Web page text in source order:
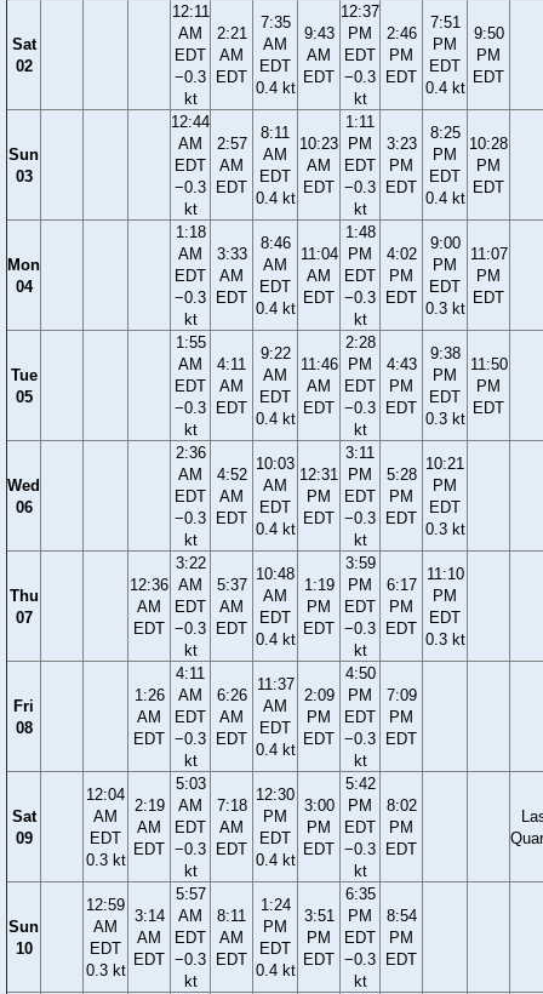
Sat
02
12:11
AM
EDT
−0.3
kt
2:21
AM
EDT
7:35
AM
EDT
0.4 kt
9:43
AM
EDT
12:37
PM
EDT
−0.3
kt
2:46
PM
EDT
7:51
PM
EDT
0.4 kt
9:50
PM
EDT
Sun
03
12:44
AM
EDT
−0.3
kt
2:57
AM
EDT
8:11
AM
EDT
0.4 kt
10:23
AM
EDT
1:11
PM
EDT
−0.3
kt
3:23
PM
EDT
8:25
PM
EDT
0.4 kt
10:28
PM
EDT
Mon
04
1:18
AM
EDT
−0.3
kt
3:33
AM
EDT
8:46
AM
EDT
0.4 kt
11:04
AM
EDT
1:48
PM
EDT
−0.3
kt
4:02
PM
EDT
9:00
PM
EDT
0.3 kt
11:07
PM
EDT
Tue
05
1:55
AM
EDT
−0.3
kt
4:11
AM
EDT
9:22
AM
EDT
0.4 kt
11:46
AM
EDT
2:28
PM
EDT
−0.3
kt
4:43
PM
EDT
9:38
PM
EDT
0.3 kt
11:50
PM
EDT
Wed
06
2:36
AM
EDT
−0.3
kt
4:52
AM
EDT
10:03
AM
EDT
0.4 kt
12:31
PM
EDT
3:11
PM
EDT
−0.3
kt
5:28
PM
EDT
10:21
PM
EDT
0.3 kt
Thu
07
12:36
AM
EDT
3:22
AM
EDT
−0.3
kt
5:37
AM
EDT
10:48
AM
EDT
0.4 kt
1:19
PM
EDT
3:59
PM
EDT
−0.3
kt
6:17
PM
EDT
11:10
PM
EDT
0.3 kt
Fri
08
1:26
AM
EDT
4:11
AM
EDT
−0.3
kt
6:26
AM
EDT
11:37
AM
EDT
0.4 kt
2:09
PM
EDT
4:50
PM
EDT
−0.3
kt
7:09
PM
EDT
Sat
09
12:04
AM
EDT
0.3 kt
2:19
AM
EDT
5:03
AM
EDT
−0.3
kt
7:18
AM
EDT
12:30
PM
EDT
0.4 kt
3:00
PM
EDT
5:42
PM
EDT
−0.3
kt
8:02
PM
EDT
Sun
10
12:59
AM
EDT
0.3 kt
3:14
AM
EDT
5:57
AM
EDT
−0.3
kt
8:11
AM
EDT
1:24
PM
EDT
0.4 kt
3:51
PM
EDT
6:35
PM
EDT
−0.3
kt
8:54
PM
EDT